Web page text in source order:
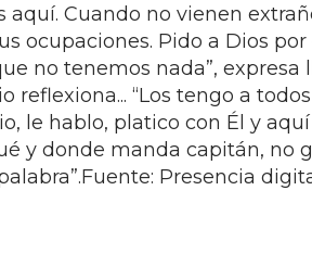
aquí. Cuando no vienen
ocupaciones. Pido a Dios
no tenemos nada”, expresa
“Los tengo a
le hablo, platico con Él y
y donde manda capitán, no
Presencia